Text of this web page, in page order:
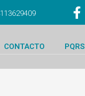
CONTACTO PQRS